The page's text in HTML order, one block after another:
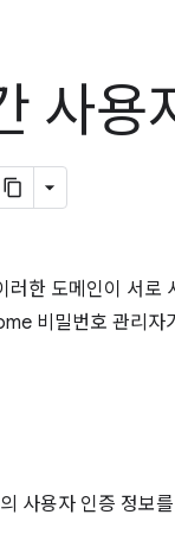
사용
한 도메인이 서로
비밀번호 관리자
사용자 인증 정보